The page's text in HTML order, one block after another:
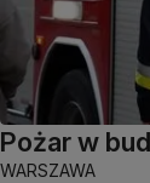
Pożar w
WARSZAWA